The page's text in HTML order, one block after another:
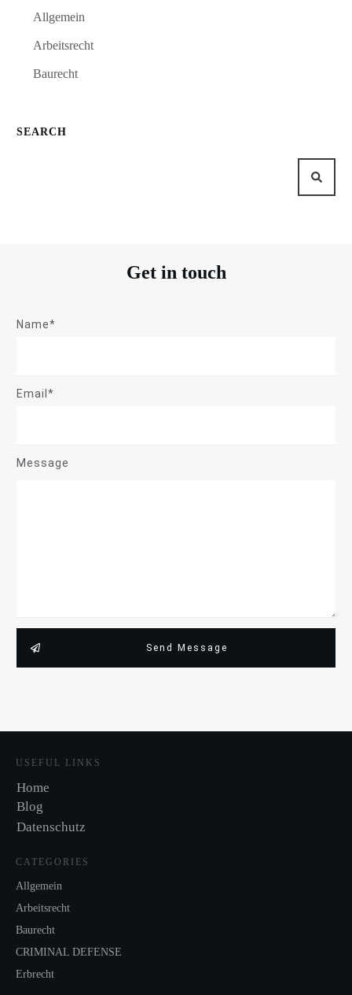
Allgemein
Arbeitsrecht
Baurecht
SEARCH
Get in touch
Name*
Email*
Message
Send Message
USEFUL LINKS
Home
Blog
Datenschutz
CATEGORIES
Allgemein
Arbeitsrecht
Baurecht
CRIMINAL DEFENSE
Erbrecht